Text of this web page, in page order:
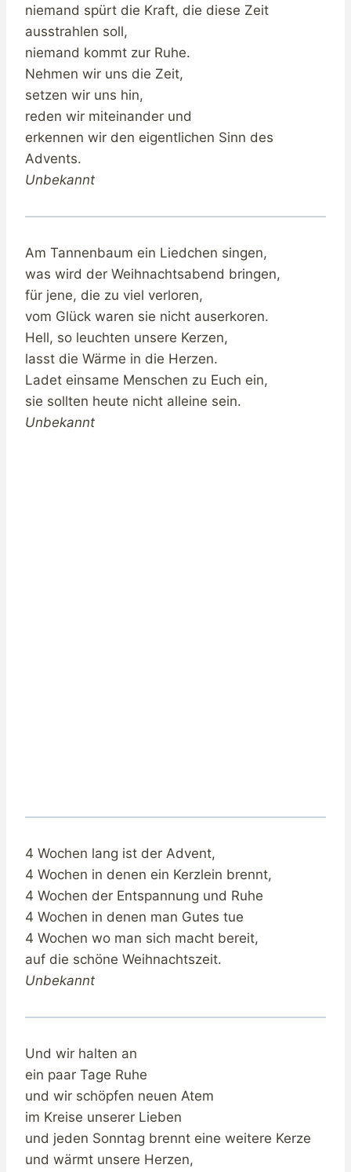
niemand spürt die Kraft, die diese Zeit
ausstrahlen soll,
niemand kommt zur Ruhe.
Nehmen wir uns die Zeit,
setzen wir uns hin,
reden wir miteinander und
erkennen wir den eigentlichen Sinn des
Advents.
Unbekannt
Am Tannenbaum ein Liedchen singen,
was wird der Weihnachtsabend bringen,
für jene, die zu viel verloren,
vom Glück waren sie nicht auserkoren.
Hell, so leuchten unsere Kerzen,
lasst die Wärme in die Herzen.
Ladet einsame Menschen zu Euch ein,
sie sollten heute nicht alleine sein.
Unbekannt
4 Wochen lang ist der Advent,
4 Wochen in denen ein Kerzlein brennt,
4 Wochen der Entspannung und Ruhe
4 Wochen in denen man Gutes tue
4 Wochen wo man sich macht bereit,
auf die schöne Weihnachtszeit.
Unbekannt
Und wir halten an
ein paar Tage Ruhe
und wir schöpfen neuen Atem
im Kreise unserer Lieben
und jeden Sonntag brennt eine weitere Kerze
und wärmt unsere Herzen,